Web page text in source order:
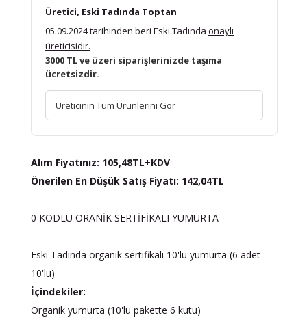
Üretici, Eski Tadında Toptan
05.09.2024 tarihinden beri Eski Tadında onaylı
üreticisidir.
3000 TL ve üzeri siparişlerinizde taşıma
ücretsizdir.
Üreticinin Tüm Ürünlerini Gör
Alım Fiyatınız: 105,48TL+KDV
Önerilen En Düşük Satış Fiyatı: 142,04TL
0 KODLU ORANİK SERTİFİKALI YUMURTA
Eski Tadında organik sertifikalı 10'lu yumurta (6 adet
10'lu)
İçindekiler:
Organik yumurta (10'lu pakette 6 kutu)